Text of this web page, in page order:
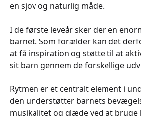
en sjov og naturlig måde.
I de første leveår sker der en
barnet. Som forælder kan det
at få inspiration og støtte til at
sit barn gennem de forskellige
Rytmen er et centralt element i
den understøtter barnets
musikalitet og glæde ved at bruge